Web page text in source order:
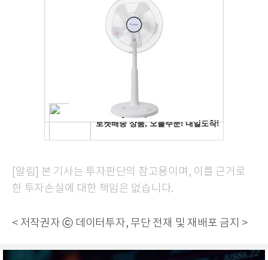
[알림] 본 기사는 투자판단의 참고용이며, 이를 근거로
한 투자손실에 대한 책임은 없습니다.
< 저작권자 ⓒ 데이터투자, 무단 전재 및 재배포 금지 >